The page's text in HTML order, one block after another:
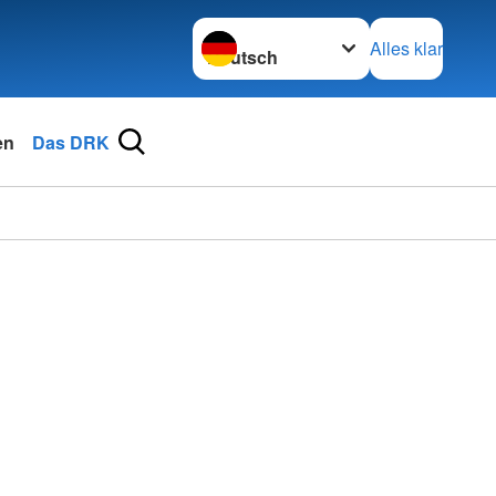
Sprache wechseln zu
Alles klar
Das DRK